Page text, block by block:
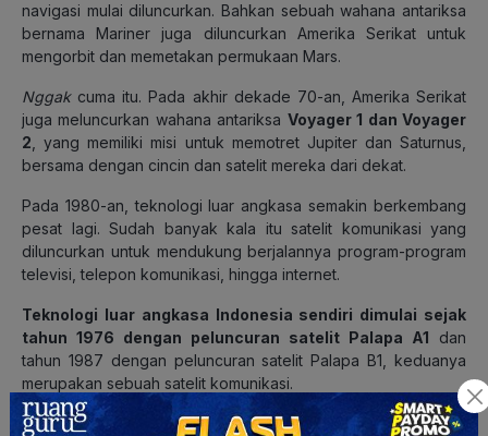
navigasi mulai diluncurkan. Bahkan sebuah wahana antariksa
bernama Mariner juga diluncurkan Amerika Serikat untuk
mengorbit dan memetakan permukaan Mars.
Nggakcuma itu. Pada akhir dekade 70-an, Amerika Serikat
juga meluncurkan wahana antariksa Voyager 1 dan Voyager
2, yang memiliki misi untuk memotret Jupiter dan Saturnus,
bersama dengan cincin dan satelit mereka dari dekat.
Pada 1980-an, teknologi luar angkasa semakin berkembang
pesat lagi. Sudah banyak kala itu satelit komunikasi yang
diluncurkan untuk mendukung berjalannya program-program
televisi, telepon komunikasi, hingga internet.
Teknologi luar angkasa Indonesia sendiri dimulai sejak
tahun 1976 dengan peluncuran satelit Palapa A1 dan
tahun 1987 dengan peluncuran satelit Palapa B1, keduanya
merupakan sebuah satelit komunikasi.
Baca Juga:
Mengetahui Perkembangan IPTEK di Masa